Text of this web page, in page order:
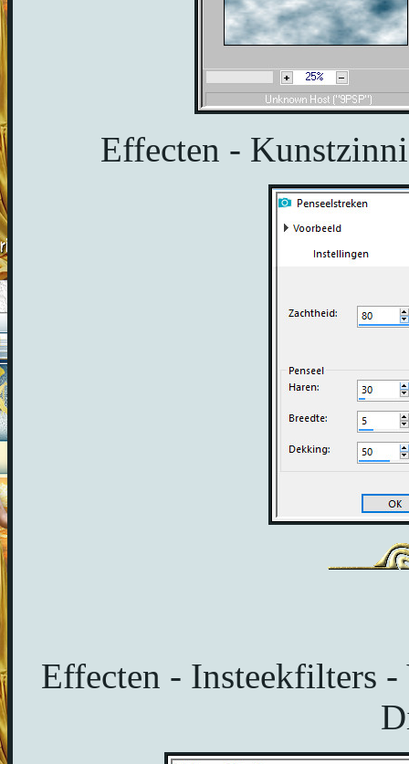
Effecten -
Effecten - Insteekfilters